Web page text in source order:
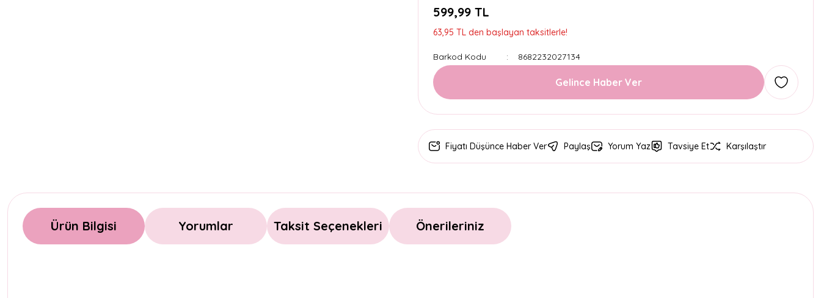
599,99 TL
63,95 TL den başlayan taksitlerle!
Barkod Kodu 8682232027134
Gelince Haber Ver
Fiyatı Düşünce Haber Ver Paylaş Yorum Yaz Tavsiye Et Karşılaştır
Ürün Bilgisi Yorumlar Taksit Seçenekleri Önerileriniz